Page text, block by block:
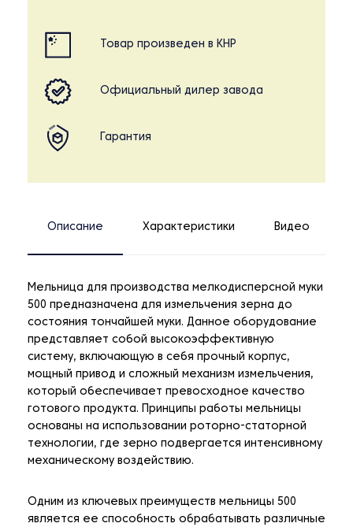
Товар произведен в КНР
Официальный дилер завода
Гарантия
Описание Характеристики Видео
Мельница для производства мелкодисперсной муки
500 предназначена для измельчения зерна до
состояния тончайшей муки. Данное оборудование
представляет собой высокоэффективную
систему, включающую в себя прочный корпус,
мощный привод и сложный механизм измельчения,
который обеспечивает превосходное качество
готового продукта. Принципы работы мельницы
основаны на использовании роторно-статорной
технологии, где зерно подвергается интенсивному
механическому воздействию.
Одним из ключевых преимуществ мельницы 500
является ее способность обрабатывать различные